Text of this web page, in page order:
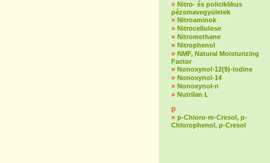
» Nitro- és policiklikus
pézsmavegyületek
» Nitroaminok
» Nitrocellulose
» Nitromethane
» Nitrophenol
» NMF, Natural Moisturizing
Factor
» Nonoxynol-12(9)-lodine
» Nonoxynol-14
» Nonoxynol-n
» Nutrilan L
p
» p-Chloro-m-Cresol, p-
Chlorophenol, p-Cresol